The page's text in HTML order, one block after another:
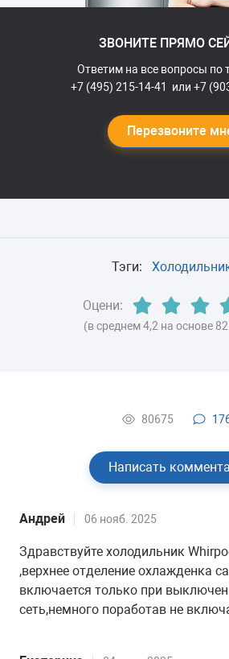
ЗВОНИТЕ ПРЯМО
Ответим на все вопросы по
+7 (495) 215-14-41
или +7
Перезвоните
Тэги:
Оцени:
(в среднем 4,2 на основе
80675
Написать
Андрей 06 нояб. 2025
Здравствуйте холодильник
,верхнее отделение охлажденка
включается только при
сеть,немного поработав не